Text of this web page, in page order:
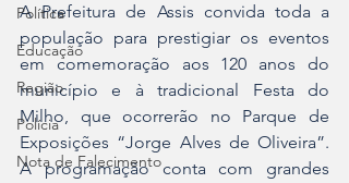
Política
Educação
Região
Polícia
Nota de Falecimento
A Prefeitura de Assis convida toda a
população para prestigiar os eventos
em comemoração aos 120 anos do
município e à tradicional Festa do
Milho, que ocorrerão no Parque de
Exposições “Jorge Alves de Oliveira”.
A programação conta com grandes